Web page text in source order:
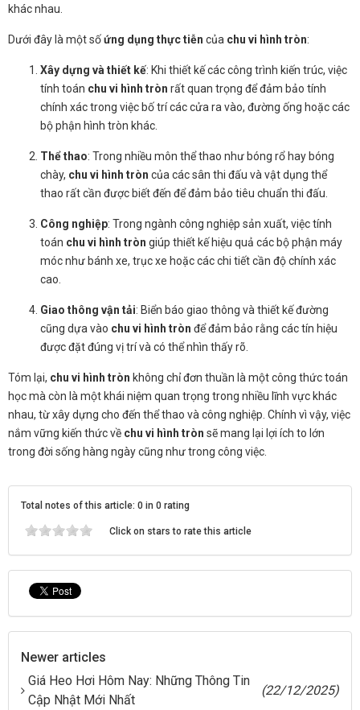
khác nhau.
Dưới đây là một sốứng dụng thực tiễn của chu vi hình tròn:
Xây dựng và thiết kế: Khi thiết kế các công trình kiến trúc, việc
tính toán chu vi hình tròn rất quan trọng để đảm bảo tính
chính xác trong việc bố trí các cửa ra vào, đường ống hoặc các
bộ phận hình tròn khác.
Thể thao: Trong nhiều môn thể thao như bóng rổ hay bóng
chày, chu vi hình tròn của các sân thi đấu và vật dụng thể
thao rất cần được biết đến để đảm bảo tiêu chuẩn thi đấu.
Công nghiệp: Trong ngành công nghiệp sản xuất, việc tính
toán chu vi hình tròn giúp thiết kế hiệu quả các bộ phận máy
móc như bánh xe, trục xe hoặc các chi tiết cần độ chính xác
cao.
Giao thông vận tải: Biển báo giao thông và thiết kế đường
cũng dựa vào chu vi hình tròn để đảm bảo rằng các tín hiệu
được đặt đúng vị trí và có thể nhìn thấy rõ.
Tóm lại, chu vi hình tròn không chỉ đơn thuần là một công thức toán
học mà còn là một khái niệm quan trọng trong nhiều lĩnh vực khác
nhau, từ xây dựng cho đến thể thao và công nghiệp. Chính vì vậy, việc
nắm vững kiến thức về chu vi hình tròn sẽ mang lại lợi ích to lớn
trong đời sống hàng ngày cũng như trong công việc.
Total notes of this article: 0 in 0 rating
Click on stars to rate this article
Newer articles
Giá Heo Hơi Hôm Nay: Những Thông Tin
Cập Nhật Mới Nhất
(22/12/2025)